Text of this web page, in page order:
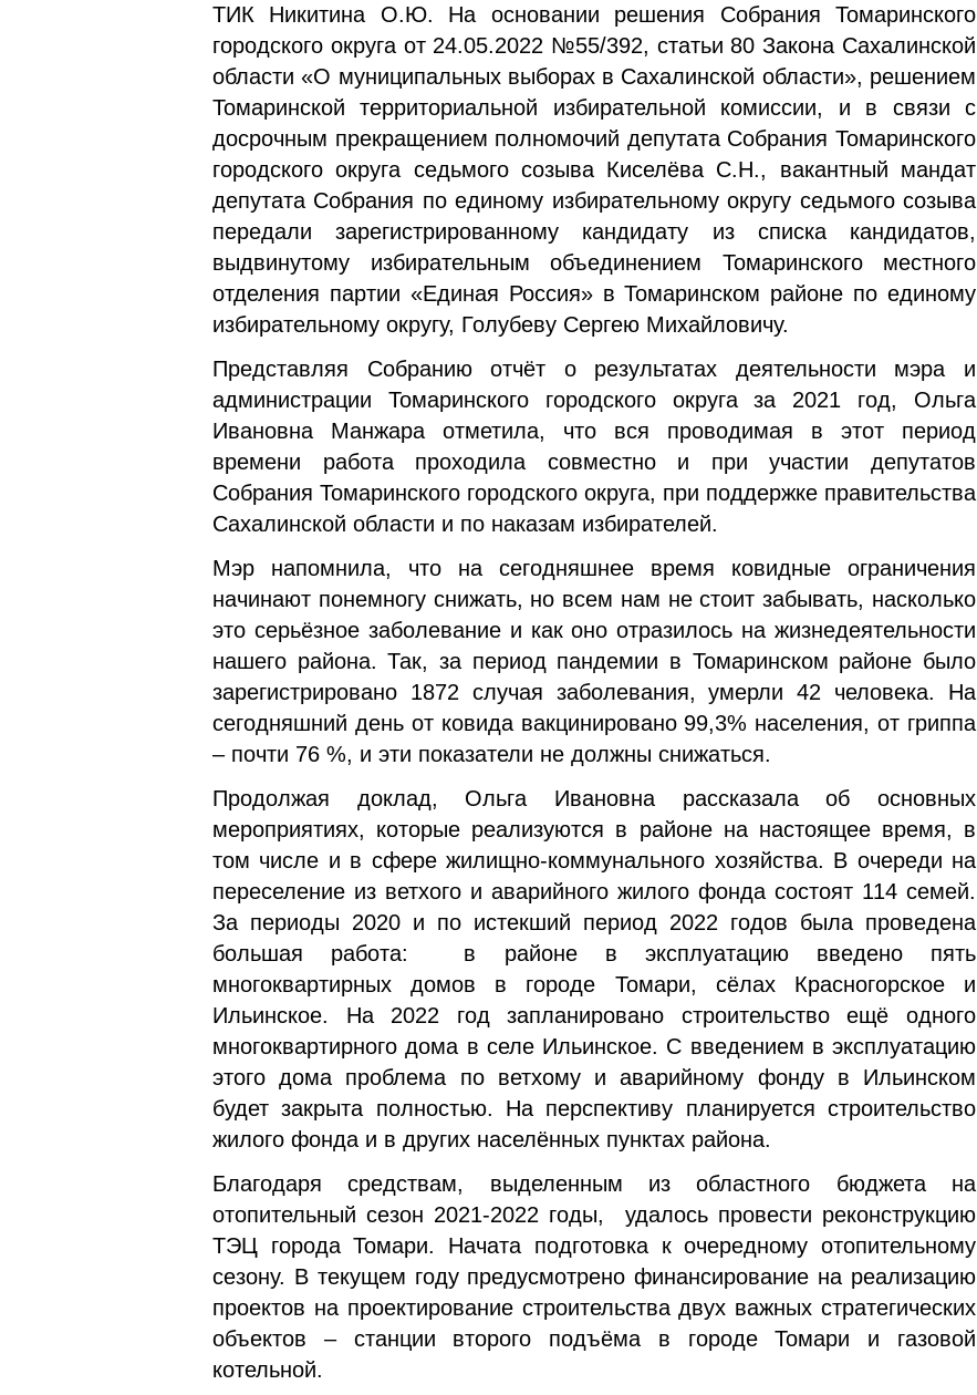
ТИК Никитина О.Ю. На основании решения Собрания Томаринского
городского округа от 24.05.2022 №55/392, статьи 80 Закона Сахалинской
области «О муниципальных выборах в Сахалинской области», решением
Томаринской территориальной избирательной комиссии, и в связи с
досрочным прекращением полномочий депутата Собрания Томаринского
городского округа седьмого созыва Киселёва С.Н., вакантный мандат
депутата Собрания по единому избирательному округу седьмого созыва
передали зарегистрированному кандидату из списка кандидатов,
выдвинутому избирательным объединением Томаринского местного
отделения партии «Единая Россия» в Томаринском районе по единому
избирательному округу, Голубеву Сергею Михайловичу.
Представляя Собранию отчёт о результатах деятельности мэра и
администрации Томаринского городского округа за 2021 год, Ольга
Ивановна Манжара отметила, что вся проводимая в этот период
времени работа проходила совместно и при участии депутатов
Собрания Томаринского городского округа, при поддержке правительства
Сахалинской области и по наказам избирателей.
Мэр напомнила, что на сегодняшнее время ковидные ограничения
начинают понемногу снижать, но всем нам не стоит забывать, насколько
это серьёзное заболевание и как оно отразилось на жизнедеятельности
нашего района. Так, за период пандемии в Томаринском районе было
зарегистрировано 1872 случая заболевания, умерли 42 человека. На
сегодняшний день от ковида вакцинировано 99,3% населения, от гриппа
– почти 76 %, и эти показатели не должны снижаться.
Продолжая доклад, Ольга Ивановна рассказала об основных
мероприятиях, которые реализуются в районе на настоящее время, в
том числе и в сфере жилищно-коммунального хозяйства. В очереди на
переселение из ветхого и аварийного жилого фонда состоят 114 семей.
За периоды 2020 и по истекший период 2022 годов была проведена
большая работа: в районе в эксплуатацию введено пять
многоквартирных домов в городе Томари, сёлах Красногорское и
Ильинское. На 2022 год запланировано строительство ещё одного
многоквартирного дома в селе Ильинское. С введением в эксплуатацию
этого дома проблема по ветхому и аварийному фонду в Ильинском
будет закрыта полностью. На перспективу планируется строительство
жилого фонда и в других населённых пунктах района.
Благодаря средствам, выделенным из областного бюджета на
отопительный сезон 2021-2022 годы, удалось провести реконструкцию
ТЭЦ города Томари. Начата подготовка к очередному отопительному
сезону. В текущем году предусмотрено финансирование на реализацию
проектов на проектирование строительства двух важных стратегических
объектов – станции второго подъёма в городе Томари и газовой
котельной.